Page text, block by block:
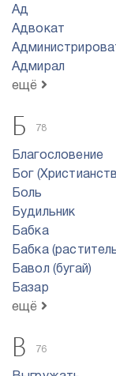
Ад
Адвокат
Адмирал
ещё
Б 78
Благословение
Бог
Боль
Будильник
Бабка
Бабка
Бавол (бугай)
Базар
ещё
В 76